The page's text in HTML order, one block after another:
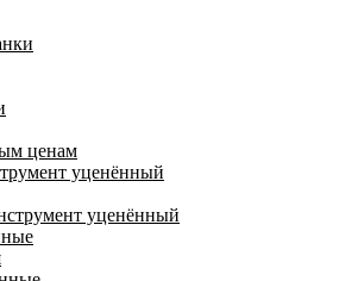
ценам
уценённый
уценённый